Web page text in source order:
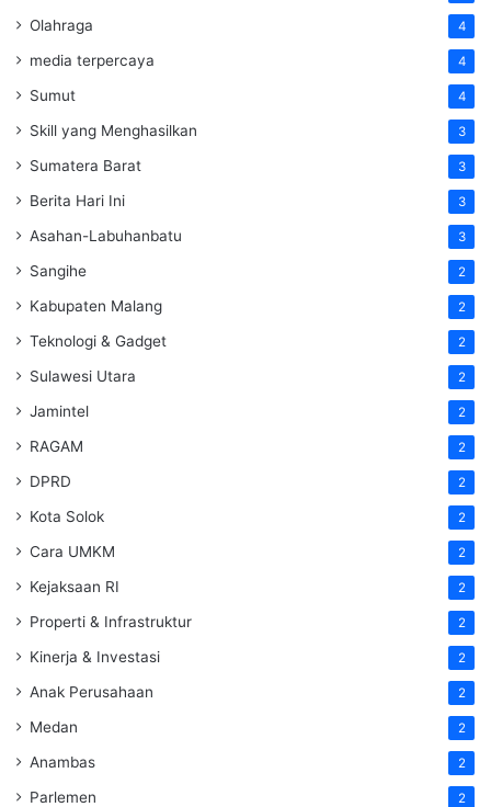
Olahraga 4
media terpercaya 4
Sumut 4
Skill yang Menghasilkan 3
Sumatera Barat 3
Berita Hari Ini 3
Asahan-Labuhanbatu 3
Sangihe 2
Kabupaten Malang 2
Teknologi & Gadget 2
Sulawesi Utara 2
Jamintel 2
RAGAM 2
DPRD 2
Kota Solok 2
Cara UMKM 2
Kejaksaan RI 2
Properti & Infrastruktur 2
Kinerja & Investasi 2
Anak Perusahaan 2
Medan 2
Anambas 2
Parlemen 2